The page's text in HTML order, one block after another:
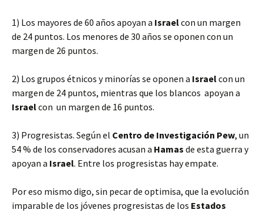
1) Los mayores de 60 años apoyan a Israelcon un margen
de 24 puntos. Los menores de 30 años se oponen con un
margen de 26 puntos.
2) Los grupos étnicos y minorías se oponen a Israelcon un
margen de 24 puntos, mientras que los blancos apoyan a
Israelcon un margen de 16 puntos.
3) Progresistas. Según el Centro de Investigación Pew, un
54 % de los conservadores acusan a Hamas de esta guerra y
apoyan a Israel. Entre los progresistas hay empate.
Por eso mismo digo, sin pecar de optimisa, que la evolución
imparable de los jóvenes progresistas de los Estados